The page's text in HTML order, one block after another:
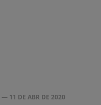
— 11 DE ABR DE 2020